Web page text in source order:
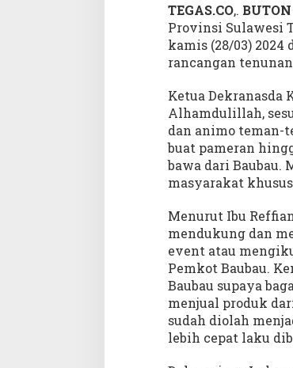
e
n
u
n
u
t
o
n
TEGAS.CO,. BUTON
Provinsi Sulawesi
kamis (28/03)
rancangan
Ketua Dekranasda
Alhamdulillah,
dan animo teman-
buat pameran
bawa dari Baubau.
masyarakat
Menurut Ibu
mendukung dan
event atau
Pemkot Baubau.
Baubau supaya
menjual produk
sudah diolah
lebih cepat laku